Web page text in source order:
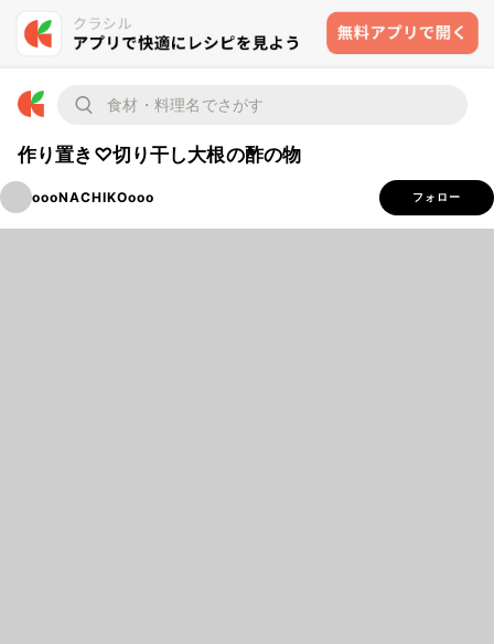
作り置き♡切り干し大根の酢の物
oooNACHIKOooo フォロー